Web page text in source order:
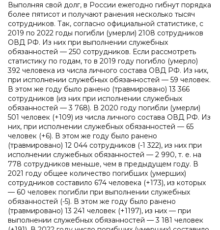
Выполняя свой долг, в России ежегодно гибнут порядка
более пятисот и получают ранения несколько тысяч
сотрудников. Так, согласно официальной статистике, с
2019 по 2022 годы погибли (умерли) 2108 сотрудников
ОВД РФ. Из них при выполнении служебных
обязанностей — 250 сотрудников. Если рассмотреть
статистику по годам, то в 2019 году погибло (умерло)
392 человека из числа личного состава ОВД РФ. Из них,
при исполнении служебных обязанностей — 59 человек.
В этом же году было ранено (травмировано) 13 366
сотрудников (из них при исполнении служебных
обязанностей — 3 768). В 2020 году погибли (умерли)
501 человек (+109) из числа личного состава ОВД РФ. Из
них, при исполнении служебных обязанностей — 65
человек (+6). В этом же году было ранено
(травмировано) 12 044 сотрудников (-1 322), из них при
исполнении служебных обязанностей — 2 990, т. е. на
778 сотрудников меньше, чем в предыдущем году. В
2021 году общее количество погибших (умерших)
сотрудников составило 674 человека (+173), из которых
— 60 человек погибли при выполнении служебных
обязанностей (-5). В этом же году было ранено
(травмировано) 13 241 человек (+1197), из них — при
выполнении служебных обязанностей — 3 181 человек